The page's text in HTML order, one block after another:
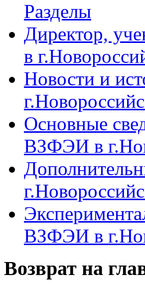
Разделы
Директор,
в
Новости и
Основные
ВЗФЭИ в
ВЗФЭИ в
Возврат на